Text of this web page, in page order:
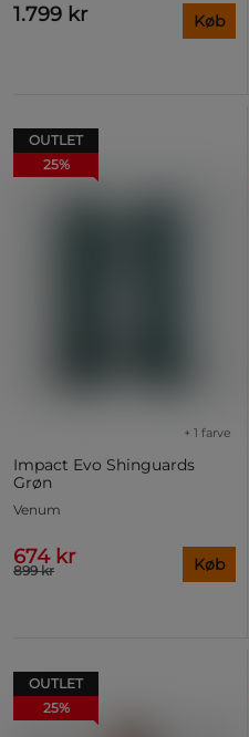
1.799 kr Køb
OUTLET
25%
Impact Evo Shinguards
Grøn
+ 1 farve
Venum
674 kr
899 kr Køb
OUTLET
25%